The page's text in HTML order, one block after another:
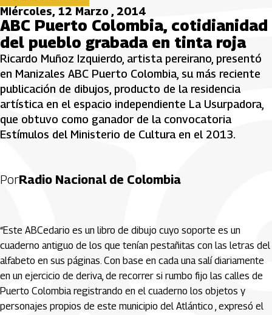
Miércoles, 12 Marzo , 2014
ABC Puerto Colombia, cotidianidad
del pueblo grabada en tinta roja
Ricardo Muñoz Izquierdo, artista pereirano, presentó
en Manizales ABC Puerto Colombia, su más reciente
publicación de dibujos, producto de la residencia
artística en el espacio independiente La Usurpadora,
que obtuvo como ganador de la convocatoria
Estímulos del Ministerio de Cultura en el 2013.
PorRadio Nacional de Colombia
“Este ABCedario es un libro de dibujo cuyo soporte es un
cuaderno antiguo de los que tenían pestañitas con las letras del
alfabeto en sus páginas. Con base en cada una salí diariamente
en un ejercicio de deriva, de recorrer si rumbo fijo las calles de
Puerto Colombia registrando en el cuaderno los objetos y
personajes propios de este municipio del Atlántico , expresó el